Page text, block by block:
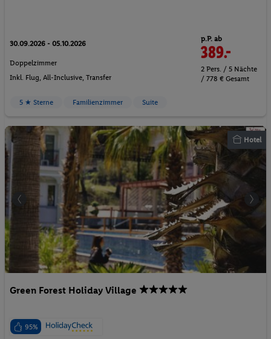
30.09.2026 - 05.10.2026
Doppelzimmer
Inkl. Flug, All-Inclusive , Transfer
p.P. ab
389.-
2 Pers. / 5 Nächte
/ 778 € Gesamt
5 ★ Sterne Familienzimmer Suite
Hotel
Green Forest Holiday Village
95%